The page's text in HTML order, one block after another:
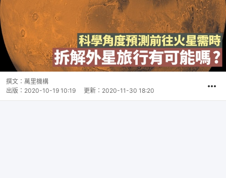
撰文： 萬里機構
出版： 2020-10-19 10:19 更新： 2020-11-30 18:20